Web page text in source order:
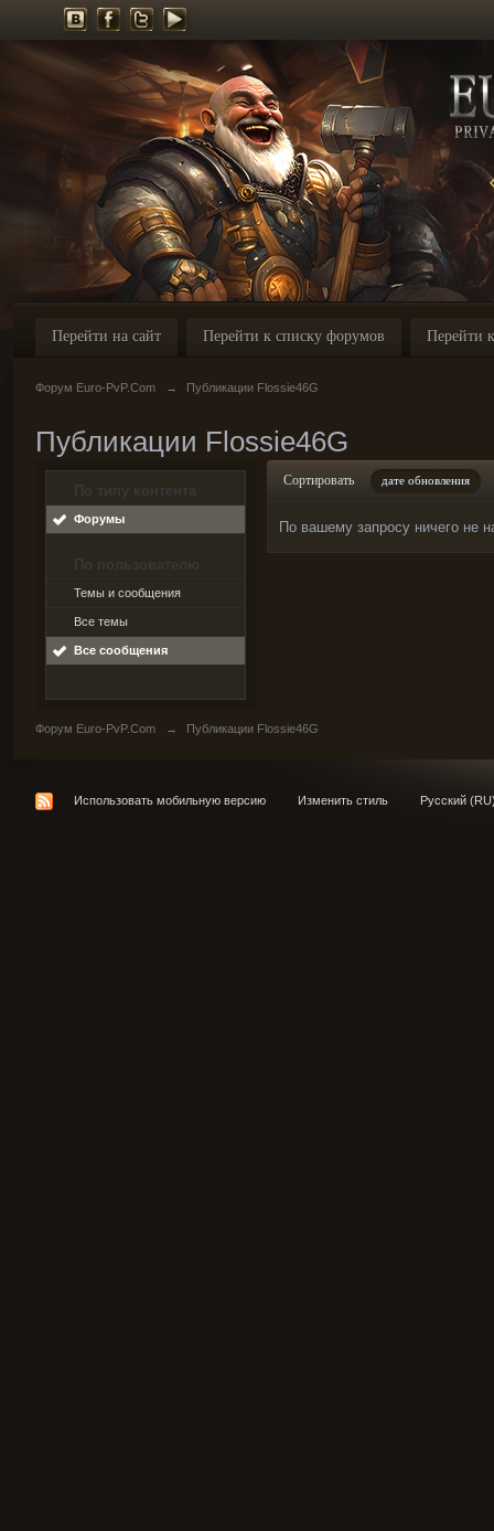
Перейти на сайт Перейти к списку форумов Перейти
Форум Euro-PvP.Com → Публикации Flossie46G
Публикации Flossie46G
По типу контента
Форумы
По пользователю
Темы и сообщения
Все темы
Все сообщения
Сортировать дате обновления
По вашему запросу ничего не
Форум Euro-PvP.Com → Публикации Flossie46G
Использовать мобильную версию Изменить стиль Русский